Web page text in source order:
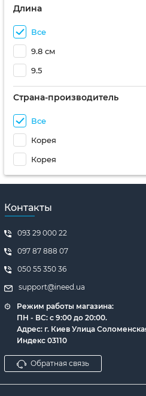
Длина
Все
9.8 см
9.5
Страна-производитель
Все
Корея
Корея
Контакты
093 29 000 22
097 87 888 07
050 55 350 36
support@ineed.ua
Режим работы магазина:
ПН - ВC: с 9:00 до 20:00.
Адрес: г. Киев Улица
Индекс 03110
Обратная связь